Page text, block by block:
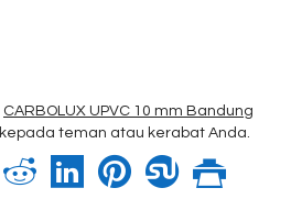
CARBOLUX UPVC 10 mm Bandung
kepada teman atau kerabat Anda.